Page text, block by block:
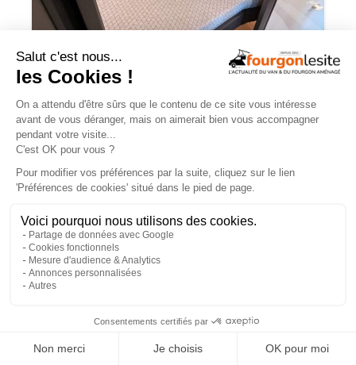
Malibu relax – une flexibilité totale pour
la nouvelle disposition 640 LE XR
Routeur 5G, autonomie renforcée :